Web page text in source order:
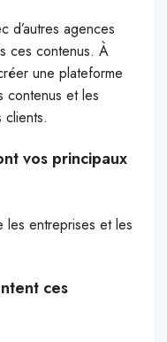
d’autres agences
ces contenus. À
une plateforme
contenus et les
clients.
vos principaux
les entreprises et les
ces